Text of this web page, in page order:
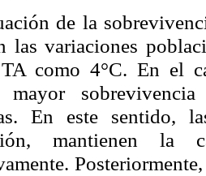
de la
las variaciones
como4°C. En el
mayor sobrevivencia
En este sentido,
mantienen